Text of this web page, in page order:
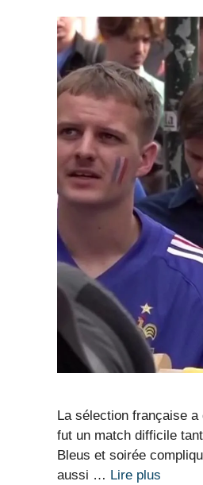
La sélection française
fut un match difficile
Bleus et soirée
aussi … Lire plus